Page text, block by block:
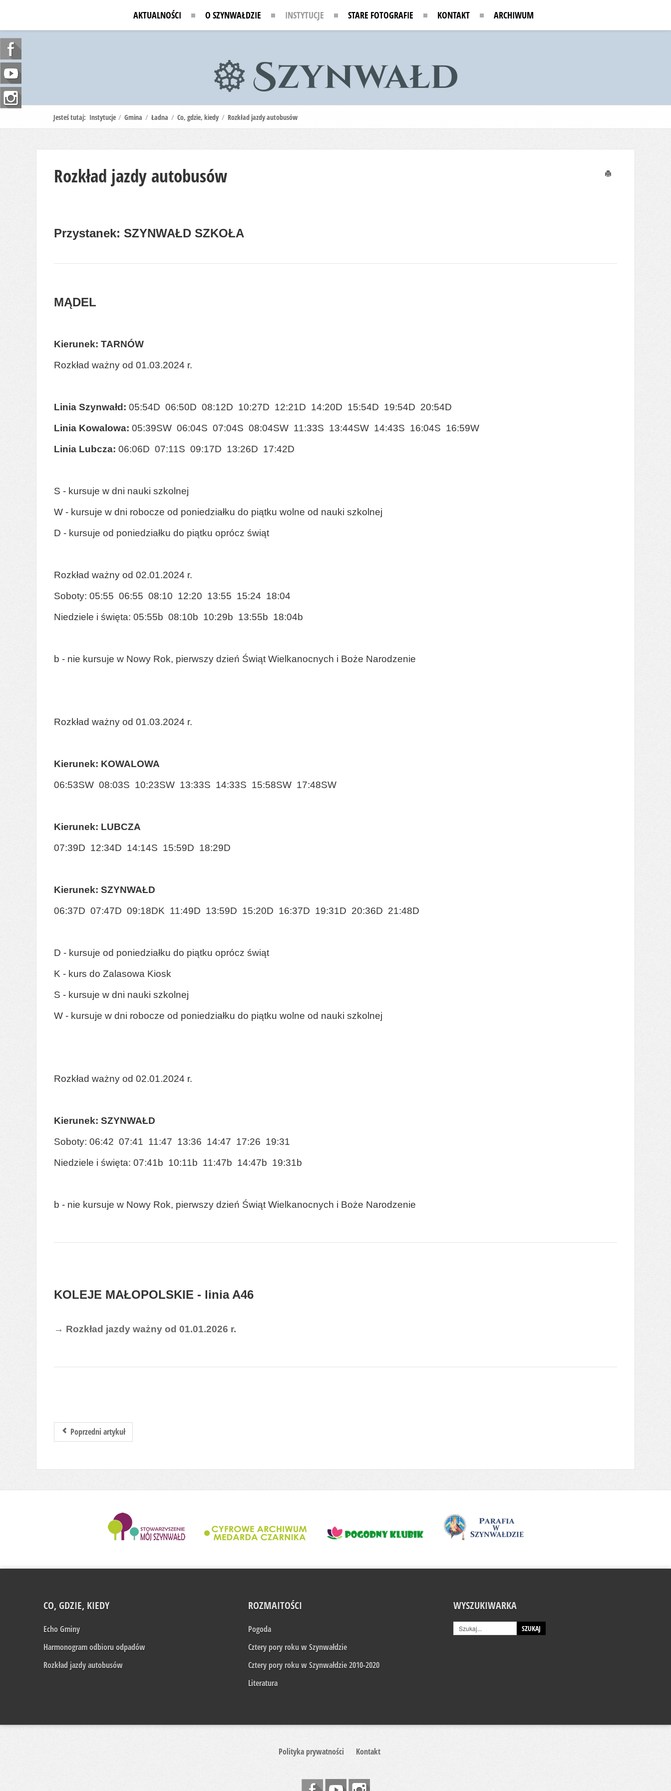
AKTUALNOŚCI O SZYNWAŁDZIE INSTYTUCJE STARE FOTOGRAFIE KONTAKT ARCHIWUM
Jesteś tutaj: Instytucje / Gmina / Ładna / Co, gdzie, kiedy / Rozkład jazdy autobusów
Rozkład jazdy autobusów
Przystanek: SZYNWAŁD SZKOŁA
MĄDEL
Kierunek: TARNÓW
Rozkład ważny od 01.03.2024 r.
Linia Szynwałd: 05:54D 06:50D 08:12D 10:27D 12:21D 14:20D 15:54D 19:54D 20:54D
Linia Kowalowa: 05:39SW 06:04S 07:04S 08:04SW 11:33S 13:44SW 14:43S 16:04S 16:59W
Linia Lubcza: 06:06D 07:11S 09:17D 13:26D 17:42D
S - kursuje w dni nauki szkolnej
W - kursuje w dni robocze od poniedziałku do piątku wolne od nauki szkolnej
D - kursuje od poniedziałku do piątku oprócz świąt
Rozkład ważny od 02.01.2024 r.
Soboty: 05:55 06:55 08:10 12:20 13:55 15:24 18:04
Niedziele i święta: 05:55b 08:10b 10:29b 13:55b 18:04b
b - nie kursuje w Nowy Rok, pierwszy dzień Świąt Wielkanocnych i Boże Narodzenie
Rozkład ważny od 01.03.2024 r.
Kierunek: KOWALOWA
06:53SW 08:03S 10:23SW 13:33S 14:33S 15:58SW 17:48SW
Kierunek: LUBCZA
07:39D 12:34D 14:14S 15:59D 18:29D
Kierunek: SZYNWAŁD
06:37D 07:47D 09:18DK 11:49D 13:59D 15:20D 16:37D 19:31D 20:36D 21:48D
D - kursuje od poniedziałku do piątku oprócz świąt
K - kurs do Zalasowa Kiosk
S - kursuje w dni nauki szkolnej
W - kursuje w dni robocze od poniedziałku do piątku wolne od nauki szkolnej
Rozkład ważny od 02.01.2024 r.
Kierunek: SZYNWAŁD
Soboty: 06:42 07:41 11:47 13:36 14:47 17:26 19:31
Niedziele i święta: 07:41b 10:11b 11:47b 14:47b 19:31b
b - nie kursuje w Nowy Rok, pierwszy dzień Świąt Wielkanocnych i Boże Narodzenie
KOLEJE MAŁOPOLSKIE - linia A46
→ Rozkład jazdy ważny od 01.01.2026 r.
Poprzedni artykuł
CO, GDZIE, KIEDY
Echo Gminy
Harmonogram odbioru odpadów
Rozkład jazdy autobusów
ROZMAITOŚCI
Pogoda
Cztery pory roku w Szynwałdzie
Cztery pory roku w Szynwałdzie 2010-2020
Literatura
WYSZUKIWARKA
SZUKAJ
Polityka prywatności Kontakt